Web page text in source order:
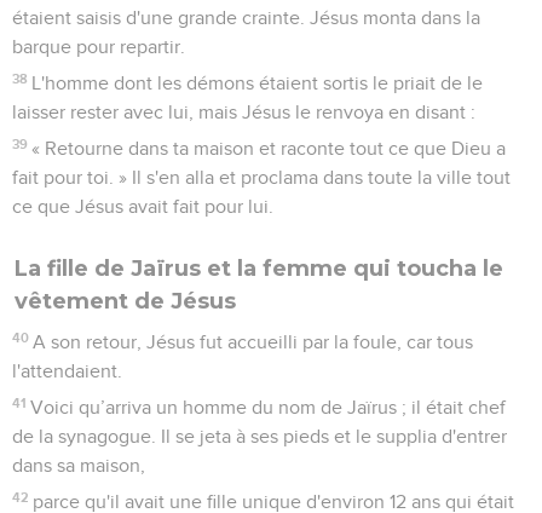
étaient saisis d'une grande crainte. Jésus monta dans la
barque pour repartir.
38 L'homme dont les démons étaient sortis le priait de le
laisser rester avec lui, mais Jésus le renvoya en disant :
39 « Retourne dans ta maison et raconte tout ce que Dieu a
fait pour toi. » Il s'en alla et proclama dans toute la ville tout
ce que Jésus avait fait pour lui.
La fille de Jaïrus et la femme qui toucha le
vêtement de Jésus
40 A son retour, Jésus fut accueilli par la foule, car tous
l'attendaient.
41 Voici qu’arriva un homme du nom de Jaïrus ; il était chef
de la synagogue. Il se jeta à ses pieds et le supplia d'entrer
dans sa maison,
42 parce qu'il avait une fille unique d'environ 12 ans qui était